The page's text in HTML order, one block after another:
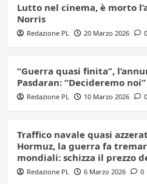
Lutto nel cinema, è morto
Norris
Redazione PL 20 Marzo 2026 0
“Guerra quasi finita”,
Pasdaran: “Decideremo noi”
Redazione PL 10 Marzo 2026 0
Traffico navale quasi
Hormuz, la guerra fa
mondiali: schizza il prezzo
Redazione PL 6 Marzo 2026 0